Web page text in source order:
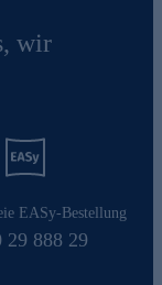
wir
EASy-Bestellung
29 888 29